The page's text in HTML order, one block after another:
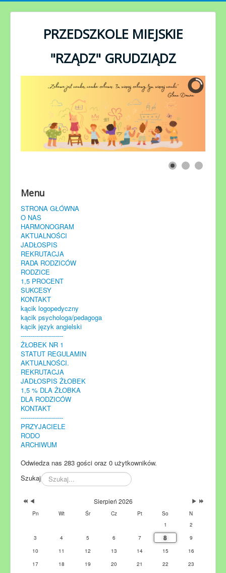
PRZEDSZKOLE MIEJSKIE
"RZĄDZ" GRUDZIĄDZ
Menu
STRONA GŁÓWNA
O NAS
HARMONOGRAM
AKTUALNOŚCI
JADŁOSPIS
REKRUTACJA
RADA RODZICÓW
RODZICE
1,5 PROCENT
SUKCESY
KONTAKT
kącik logopedyczny
kącik psychologa/pedagoga
kącik język angielski
---------------------
ŻŁOBEK NR 1
STATUT REGULAMIN
AKTUALNOŚCI.
REKRUTACJA
JADŁOSPIS ŻŁOBEK
1,5 % DLA ŻŁOBKA
DLA RODZICÓW
KONTAKT
---------------------
PRZYJACIELE
RODO
ARCHIWUM
Odwiedza nas 283 gości oraz 0 użytkowników.
Szukaj
Sierpień 2026
Pn Wt Śr Cz Pt So
N
1
2
3
4 5 6 7 8
9
10
11 12 13 14 15
16
17
18 19 20 21 22
23